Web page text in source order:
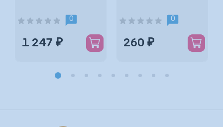
*
0
1 247 ₽
0
260 ₽